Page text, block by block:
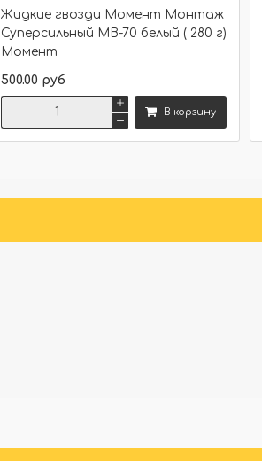
Жидкие гвозди Момент Монтаж
Суперсильный МВ-70 белый ( 280 г)
Момент
500.00 руб
В корзину